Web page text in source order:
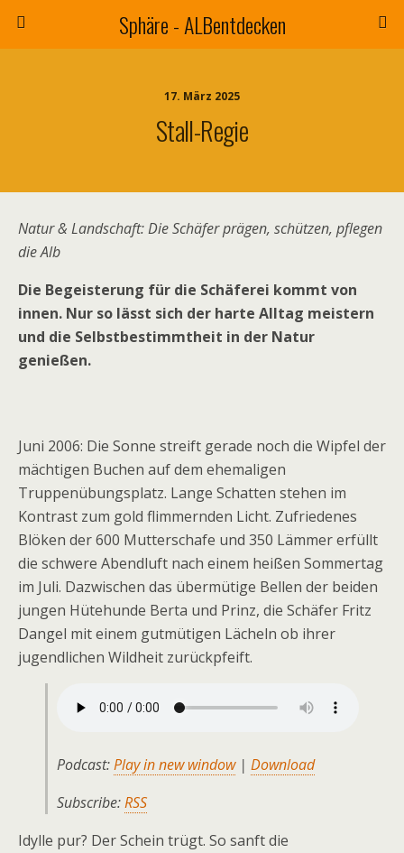
Sphäre - ALBentdecken
17. März 2025
Stall-Regie
Natur & Landschaft: Die Schäfer prägen, schützen, pflegen
die Alb
Die Begeisterung für die Schäferei kommt von
innen. Nur so lässt sich der harte Alltag meistern
und die Selbstbestimmtheit in der Natur
genießen.
Juni 2006: Die Sonne streift gerade noch die Wipfel der
mächtigen Buchen auf dem ehemaligen
Truppenübungsplatz. Lange Schatten stehen im
Kontrast zum gold flimmernden Licht. Zufriedenes
Blöken der 600 Mutterschafe und 350 Lämmer erfüllt
die schwere Abendluft nach einem heißen Sommertag
im Juli. Dazwischen das übermütige Bellen der beiden
jungen Hütehunde Berta und Prinz, die Schäfer Fritz
Dangel mit einem gutmütigen Lächeln ob ihrer
jugendlichen Wildheit zurückpfeift.
Podcast:Play in new window| Download
Subscribe:RSS
Idylle pur? Der Schein trügt. So sanft die